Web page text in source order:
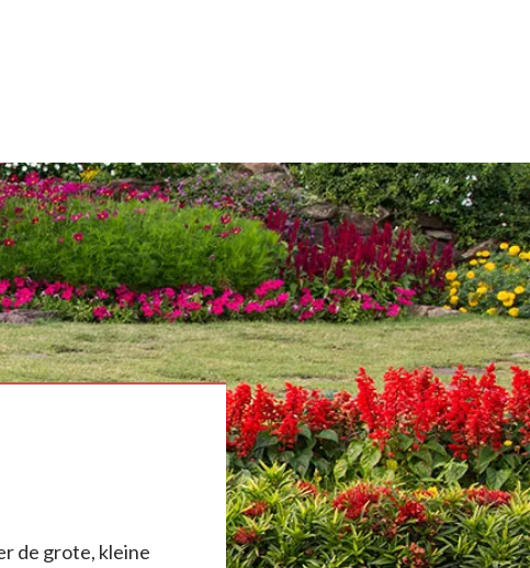
de grote, kleine